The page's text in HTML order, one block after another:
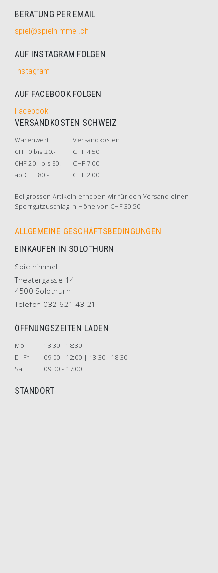
BERATUNG PER EMAIL
spiel@spielhimmel.ch
AUF INSTAGRAM FOLGEN
Instagram
AUF FACEBOOK FOLGEN
Facebook
VERSANDKOSTEN SCHWEIZ
Warenwert
Versandkosten
CHF 0 bis 20.-
CHF 4.50
CHF 20.- bis 80.-
CHF 7.00
ab CHF 80.-
CHF 2.00
Bei grossen Artikeln erheben wir für den Versand einen
Sperrgutzuschlag in Höhe von CHF 30.50
ALLGEMEINE GESCHÄFTSBEDINGUNGEN
EINKAUFEN IN SOLOTHURN
Spielhimmel
Theatergasse 14
4500 Solothurn
Telefon 032 621 43 21
ÖFFNUNGSZEITEN LADEN
Mo
13:30 - 18:30
Di-Fr
09:00 - 12:00 | 13:30 - 18:30
Sa
09:00 - 17:00
STANDORT